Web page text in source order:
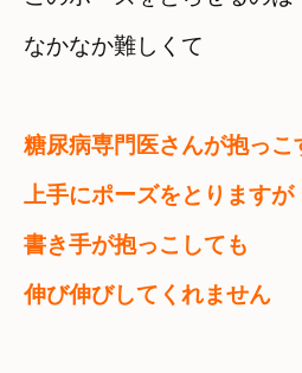
なかなか難しくて
糖尿病専門医さんが抱っ
上手にポーズをとりますが
書き手が抱っこしても
伸び伸びしてくれません